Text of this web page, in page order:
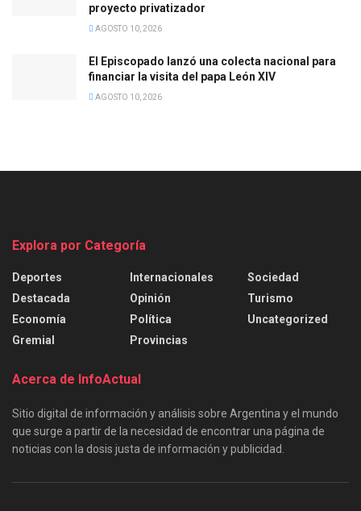
proyecto privatizador
AGOSTO 10, 2026
El Episcopado lanzó una colecta nacional para
financiar la visita del papa León XIV
AGOSTO 10, 2026
Explora por Categoría
Deportes
Destacada
Economía
Gremial
Internacionales
Opinión
Política
Provincias
Sociedad
Turismo
Uncategorized
Acerca de InfoActual
Sitio digital de información y análisis sobre Argentina y el mundo
que surge a partir de la necesidad de encontrar una página de
noticias con la dosis justa de información y publicidad.